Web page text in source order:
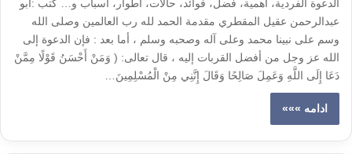
الدعوة الفردية، أهمية، فضل، فوائد، حالات، أطوار، أسباب و… كتب :أبو
عبدالرحمن عقيل المقطري مقدمة الحمد لله رب العالمين وصلى الله
وسم على نبينا محمد وعلى آله وصحبه وسلم ، أما بعد : فإن الدعوة إلى
الله عز وجل من أفضل القربات إليه ، قال تعالى: ( وَمَنْ أَحْسَنُ قَوْلًا مِمَّنْ
دَعَا إِلَى اللَّهِ وَعَمِلَ صَالِحًا وَقَالَ إِنَّنِي مِنْ الْمُسْلِمِينَ…
ادامه »»»